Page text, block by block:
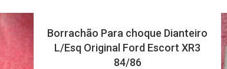
Borrachão Para choque Dianteiro
L/Esq Original Ford Escort XR3
84/86